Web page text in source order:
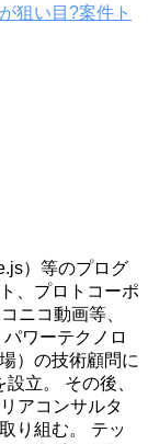
狙い目?案件ト
）等のプログ
、プロトコーポ
ニコ動画等、
ワーテクノロ
）の技術顧問に
立。 その後、
アコンサルタ
り組む。 テッ